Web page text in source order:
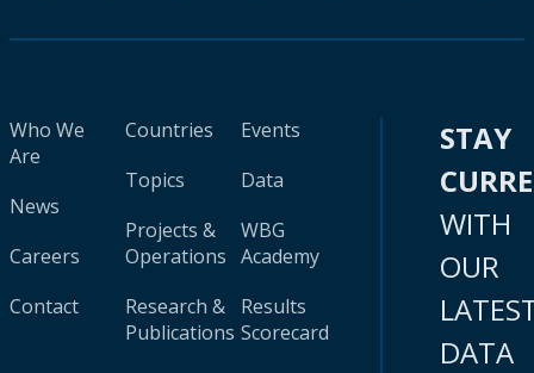
Who We
Are
News
Careers
Contact
Countries
Topics
Projects &
Operations
Research &
Publications
Events
Data
WBG
Academy
Results
Scorecard
STAY
WITH
OUR
DATA